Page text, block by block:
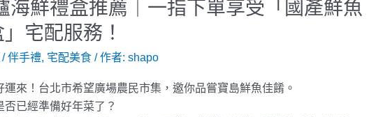
海鮮禮盒推薦｜一指下單享受「國產鮮魚
宅配服務！
伴手禮, 宅配美食/ 作者: shapo
運來！台北市希望廣場農民市集，邀你品嘗寶島鮮魚佳餚。
否已經準備好年菜了？